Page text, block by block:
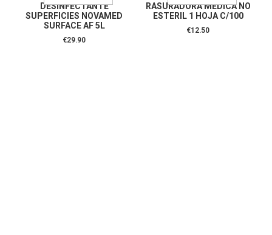
DESINFECTANTE
SUPERFICIES NOVAMED
SURFACE AF 5L
€29.90
RASURADORA MEDICA NO
ESTERIL 1 HOJA C/100
€12.50